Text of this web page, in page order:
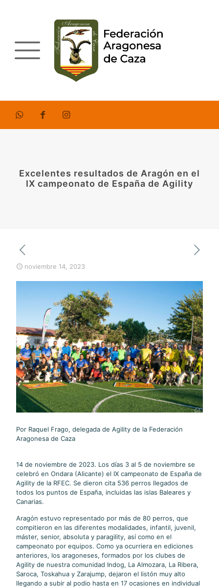
Excelentes resultados de Aragón en el
IX campeonato de España de Agility
noviembre 14, 2023
Por Raquel Frago, delegada de Agility de la Federación
Aragonesa de Caza
14 de noviembre de 2023. Los días 3 al 5 de noviembre se
celebró en Ondara (Alicante) el IX campeonato de España de
Agility de la RFEC. Se dieron cita 536 perros llegados de
todos los puntos de España, incluidas las islas Baleares y
Canarias.
Aragón estuvo representado por más de 80 perros, que
compitieron en las diferentes modalidades, infantil, juvenil,
máster, senior, absoluta y paragility, así como en el
campeonato por equipos. Como ya ocurriera en ediciones
anteriores, los aragoneses, formados por los clubes de
Agility de nuestra comunidad Indog, La Almozara, La Ribera,
Saroca, Toskahua y Zarajump, dejaron el listón muy alto
llegando a subir al podio hasta en 17 ocasiones en individual